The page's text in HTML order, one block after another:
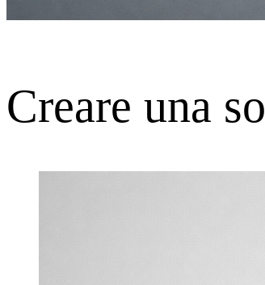
Creare una